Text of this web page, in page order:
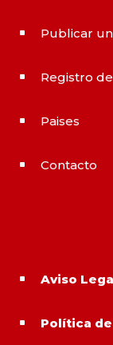
^ Publicar
^ Registro
^ Paises
^ Contacto
^ Aviso
^ Política